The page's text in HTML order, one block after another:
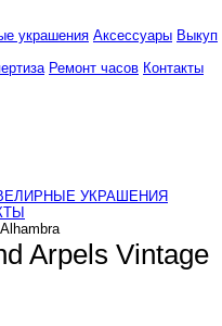
украшения Аксессуары Выкуп
Ремонт часов Контакты
УКРАШЕНИЯ
Arpels Vintage